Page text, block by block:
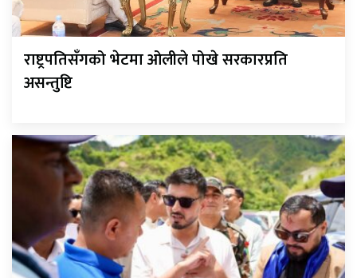
राष्ट्रपतिसँगको भेटमा ओलीले पोखे सरकारप्रति
असन्तुष्टि